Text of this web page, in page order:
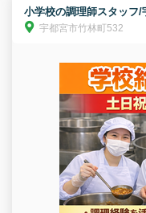
小学校の調理師スタッフ/
宇都宮市竹林町532